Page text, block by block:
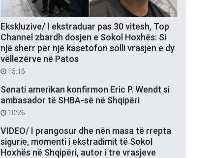
Ekskluzive/ I ekstraduar pas 30 vitesh, Top
Channel zbardh dosjen e Sokol Hoxhës: Si
një sherr për një kasetofon solli vrasjen e dy
vëllezërve në Patos
15:16
Senati amerikan konfirmon Eric P. Wendt si
ambasador të SHBA-së në Shqipëri
10:26
VIDEO/ I prangosur dhe nën masa të rrepta
sigurie, momenti i ekstradimit të Sokol
Hoxhës në Shqipëri, autor i tre vrasjeve